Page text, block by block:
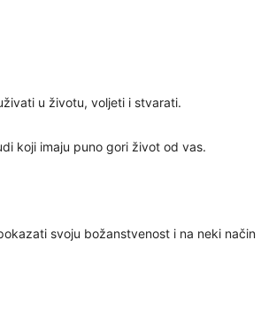
​​u životu, voljeti i stvarati.
koji imaju puno gori život od vas.
svoju božanstvenost i na neki način